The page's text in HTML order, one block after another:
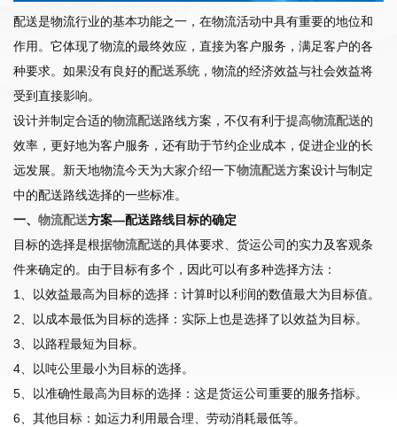
配送是物流行业的基本功能之一，在物流活动中具有重要的地位和
作用。它体现了物流的最终效应，直接为客户服务，满足客户的各
种要求。如果没有良好的配送系统，物流的经济效益与社会效益将
受到直接影响。
设计并制定合适的物流配送路线方案，不仅有利于提高物流配送的
效率，更好地为客户服务，还有助于节约企业成本，促进企业的长
远发展。新天地物流今天为大家介绍一下物流配送方案设计与制定
中的配送路线选择的一些标准。
一、 物流配送方案—配送路线目标的确定
目标的选择是根据物流配送的具体要求、货运公司的实力及客观条
件来确定的。由于目标有多个，因此可以有多种选择方法：
1、以效益最高为目标的选择：计算时以利润的数值最大为目标值。
2、以成本最低为目标的选择：实际上也是选择了以效益为目标。
3、以路程最短为目标。
4、以吨公里最小为目标的选择。
5、以准确性最高为目标的选择：这是货运公司重要的服务指标。
6、其他目标：如运力利用最合理、劳动消耗最低等。